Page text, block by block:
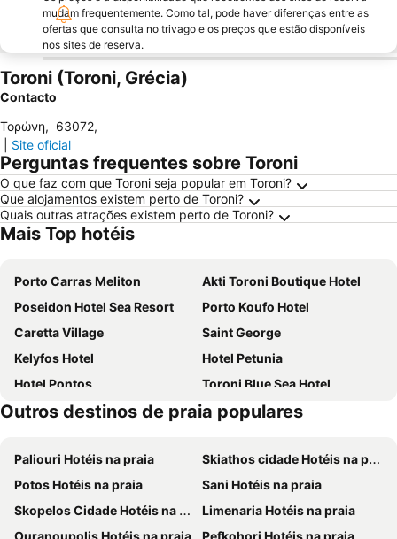
mudam frequentemente. Como tal, pode haver diferenças entre as
ofertas que consulta no trivago e os preços que estão disponíveis
nos sites de reserva.
Toroni (Toroni, Grécia)
Contacto
Τορώνη, 63072,
Site oficial
Perguntas frequentes sobre Toroni
O que faz com que Toroni seja popular em Toroni?
Que alojamentos existem perto de Toroni?
Quais outras atrações existem perto de Toroni?
Mais Top hotéis
Porto Carras Meliton
Akti Toroni Boutique Hotel
Poseidon Hotel Sea Resort
Porto Koufo Hotel
Caretta Village
Saint George
Kelyfos Hotel
Hotel Petunia
Hotel Pontos
Toroni Blue Sea Hotel
Vergina Pension
Hotel Palladium Sithonia
Hotel Pefko
Outros destinos de praia populares
Paliouri Hotéis na praia
Skiathos cidade Hotéis na praia
Potos Hotéis na praia
Sani Hotéis na praia
Skopelos Cidade Hotéis na praia
Limenaria Hotéis na praia
Ouranoupolis Hotéis na praia
Pefkohori Hotéis na praia